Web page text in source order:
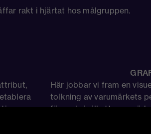
rakt i hjärtat hos målgruppen.
Här jobbar vi fram en
tolkning av varumärkets
för vad vi vill att